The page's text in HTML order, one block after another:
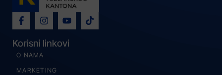
Korisni linkovi
O NAMA
MARKETING